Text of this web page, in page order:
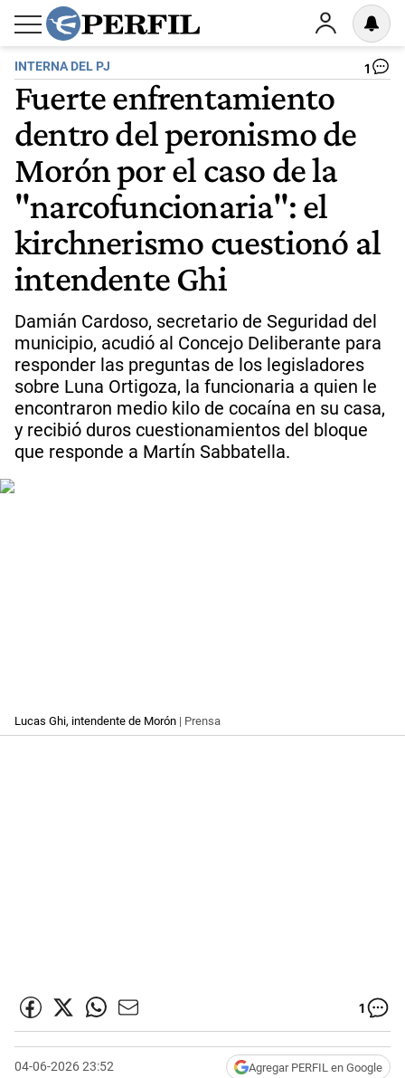
INTERNA DEL PJ 1
Fuerte enfrentamiento
dentro del peronismo de
Morón por el caso de la
"narcofuncionaria": el
kirchnerismo cuestionó al
intendente Ghi
Damián Cardoso, secretario de Seguridad del
municipio, acudió al Concejo Deliberante para
responder las preguntas de los legisladores
sobre Luna Ortigoza, la funcionaria a quien le
encontraron medio kilo de cocaína en su casa,
y recibió duros cuestionamientos del bloque
que responde a Martín Sabbatella.
Lucas Ghi, intendente de Morón | Prensa
1
04-06-2026 23:52 Agregar PERFIL en Google